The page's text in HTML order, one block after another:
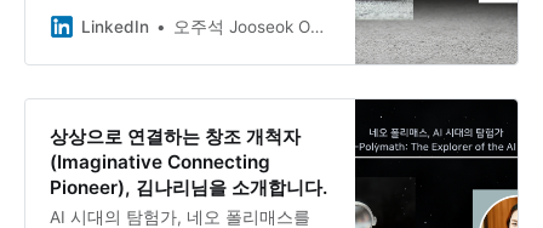
의 대화 평일엔 직장에 매인 야근러,
하는 아빠. 그러면서도 자투리 시간을
모아 글을 쓰고 회사를 세우는 사람.
LinkedIn 오주석 Jooseok Oh, DBA, Ph.D.
상상으로 연결하는 창조 개척자
(Imaginative Connecting
Pioneer), 김나리님을 소개합니다.
AI 시대의 탐험가, 네오 폴리매스를